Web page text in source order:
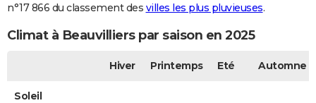
n°17 866 du classement des villes les plus pluvieuses.
Climat à Beauvilliers par saison en 2025
Hiver Printemps Eté Automne
Soleil